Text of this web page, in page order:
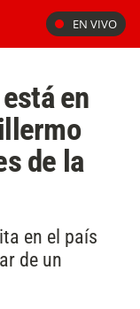
EN VIVO
en
de la
en el país
de un